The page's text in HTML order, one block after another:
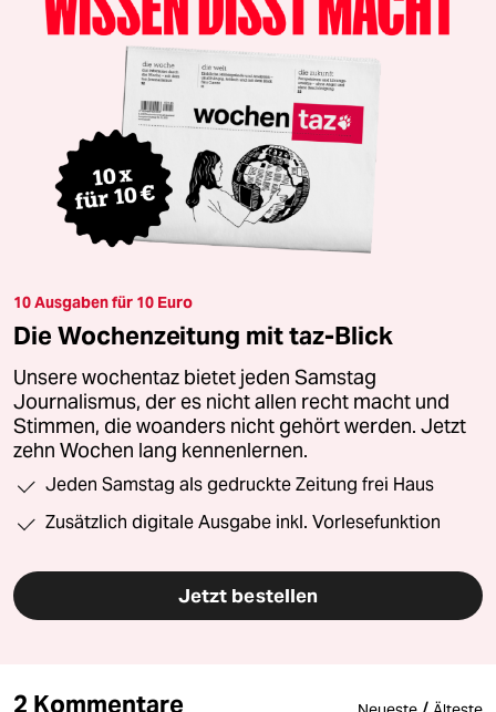
10 Ausgaben für 10 Euro
Die Wochenzeitung mit taz-Blick
Unsere wochentaz bietet jeden Samstag
Journalismus, der es nicht allen recht macht und
Stimmen, die woanders nicht gehört werden. Jetzt
zehn Wochen lang kennenlernen.
Jeden Samstag als gedruckte Zeitung frei Haus
Zusätzlich digitale Ausgabe inkl. Vorlesefunktion
Jetzt bestellen
2 Kommentare